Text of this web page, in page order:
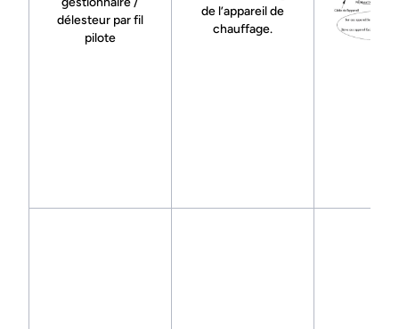
délesteur par fil
pilote
de l’appareil de
chauffage.